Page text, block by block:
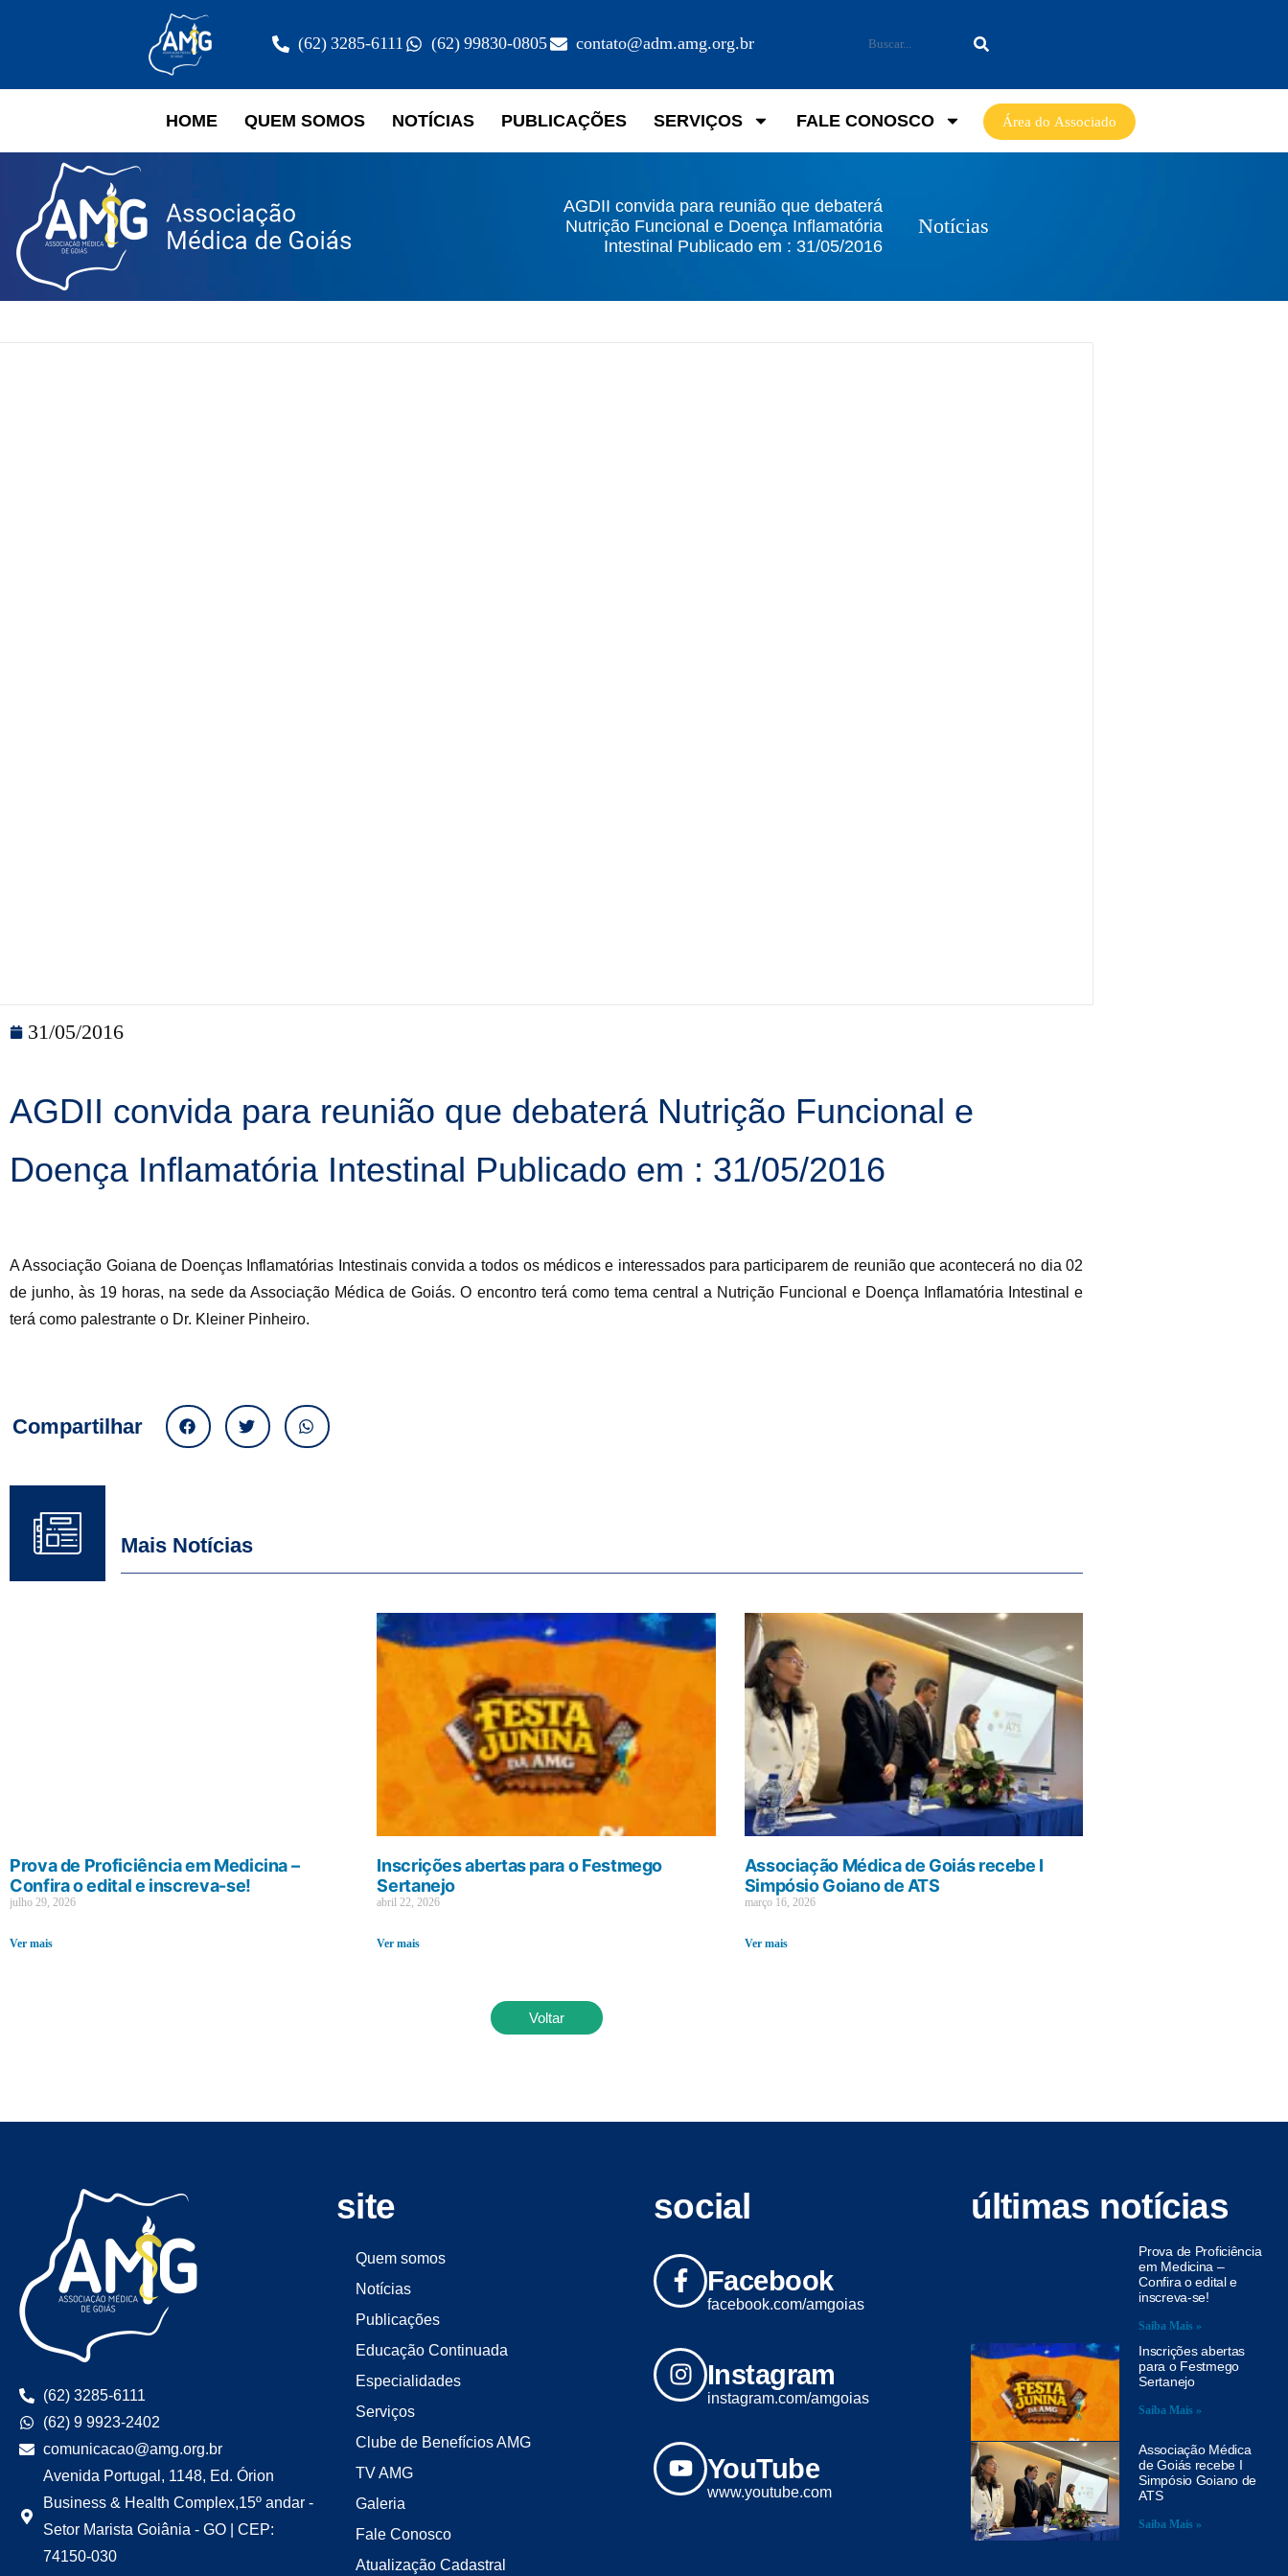
(62) 3285-6111 (62) 99830-0805 contato@adm.amg.org.br
HOME QUEM SOMOS NOTÍCIAS PUBLICAÇÕES SERVIÇOS FALE CONOSCO Área do Associado
AGDII convida para reunião que debaterá
Nutrição Funcional e Doença Inflamatória
Intestinal Publicado em : 31/05/2016
Notícias
31/05/2016
AGDII convida para reunião que debaterá Nutrição Funcional e
Doença Inflamatória Intestinal Publicado em : 31/05/2016
A Associação Goiana de Doenças Inflamatórias Intestinais convida a todos os médicos e interessados para participarem de reunião que acontecerá no dia 02
de junho, às 19 horas, na sede da Associação Médica de Goiás. O encontro terá como tema central a Nutrição Funcional e Doença Inflamatória Intestinal e
terá como palestrante o Dr. Kleiner Pinheiro.
Compartilhar
Mais Notícias
Prova de Proficiência em Medicina –
Confira o edital e inscreva-se!
julho 29, 2026
Ver mais
Inscrições abertas para o Festmego
Sertanejo
abril 22, 2026
Ver mais
Associação Médica de Goiás recebe I
Simpósio Goiano de ATS
março 16, 2026
Ver mais
Voltar
(62) 3285-6111
(62) 9 9923-2402
comunicacao@amg.org.br
Avenida Portugal, 1148, Ed. Órion
Business & Health Complex,15º andar -
Setor Marista Goiânia - GO | CEP:
74150-030
site
Quem somos
Notícias
Publicações
Educação Continuada
Especialidades
Serviços
Clube de Benefícios AMG
TV AMG
Galeria
Fale Conosco
Atualização Cadastral
social
Facebook
facebook.com/amgoias
Instagram
instagram.com/amgoias
YouTube
www.youtube.com
últimas notícias
Prova de Proficiência
em Medicina –
Confira o edital e
inscreva-se!
Saiba Mais »
Inscrições abertas
para o Festmego
Sertanejo
Saiba Mais »
Associação Médica
de Goiás recebe I
Simpósio Goiano de
ATS
Saiba Mais »